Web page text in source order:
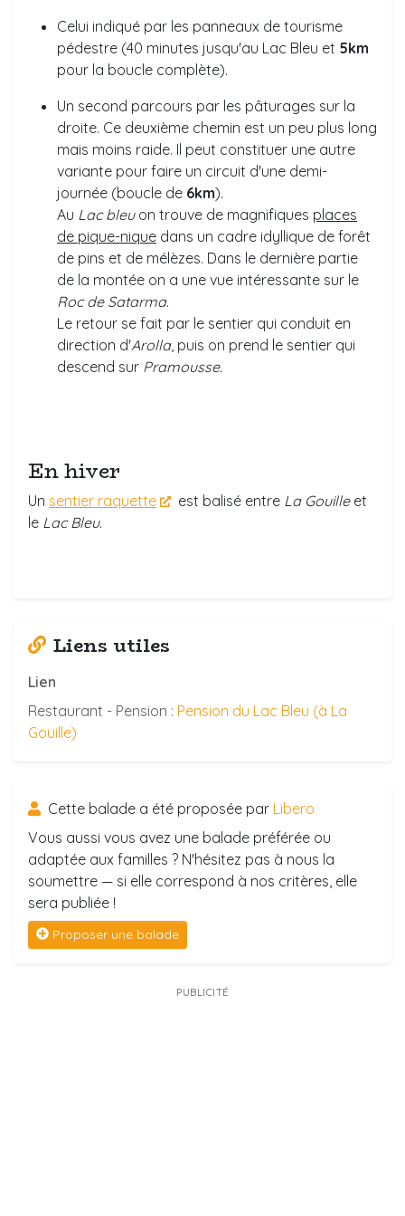
Celui indiqué par les panneaux de tourisme
pédestre (40 minutes jusqu'au Lac Bleu et 5km
pour la boucle complète).
Un second parcours par les pâturages sur la
droite. Ce deuxième chemin est un peu plus long
mais moins raide. Il peut constituer une autre
variante pour faire un circuit d'une demi-
journée (boucle de 6km).
Au Lac bleuon trouve de magnifiques places
de pique-nique dans un cadre idyllique de forêt
de pins et de mélèzes. Dans le dernière partie
de la montée on a une vue intéressante sur le
Roc de Satarma.
Le retour se fait par le sentier qui conduit en
direction d'Arolla, puis on prend le sentier qui
descend sur Pramousse.
En hiver
Un sentier raquette est balisé entre La Gouilleet
le Lac Bleu.
Liens utiles
Lien
Restaurant - Pension : Pension du Lac Bleu (à La
Gouille)
Cette balade a été proposée par Libero
Vous aussi vous avez une balade préférée ou
adaptée aux familles ? N'hésitez pas à nous la
soumettre — si elle correspond à nos critères, elle
sera publiée !
Proposer une balade
PUBLICITÉ